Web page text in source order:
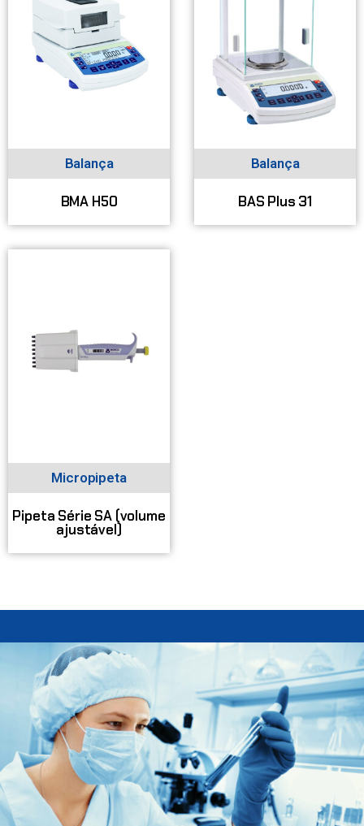
Balança
BMA H50
Balança
BAS Plus 31
Micropipeta
Pipeta Série SA (volume
ajustável)